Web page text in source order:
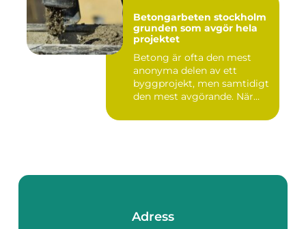
Betongarbeten stockholm
grunden som avgör hela
projektet
Betong är ofta den mest
anonyma delen av ett
byggprojekt, men samtidigt
den mest avgörande. När
Adress